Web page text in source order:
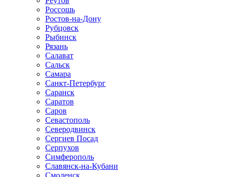
Россошь
Ростов-на-Дону
Рубцовск
Рыбинск
Рязань
Салават
Сальск
Самара
Санкт-Петербург
Саранск
Саратов
Саров
Севастополь
Северодвинск
Сергиев Посад
Серпухов
Симферополь
Славянск-на-Кубани
Смоленск